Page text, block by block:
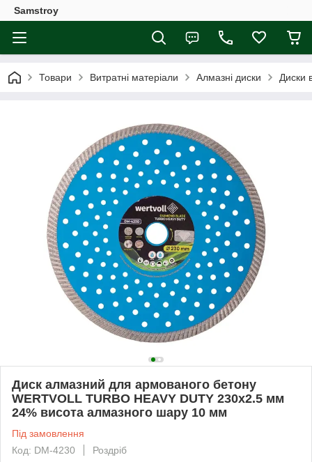
Samstroy
Товари Витратні матеріали Алмазні диски Диски
Диск алмазний для армованого бетону
WERTVOLL TURBO HEAVY DUTY 230х2.5 мм
24% висота алмазного шару 10 мм
Під замовлення
Код: DM-4230
Роздріб